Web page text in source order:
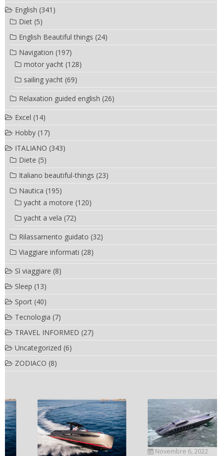
English (341)
Diet (5)
English Beautiful things (24)
Navigation (197)
motor yacht (128)
sailing yacht (69)
Relaxation guided english (26)
Excel (14)
Hobby (17)
ITALIANO (343)
Diete (5)
Italiano beautiful-things (23)
Nautica (195)
yacht a motore (120)
yacht a vela (72)
Rilassamento guidato (32)
Viaggiare informati (28)
Sì viaggiare (8)
Sleep (13)
Sport (40)
Tecnologia (7)
TRAVEL INFORMED (27)
Uncategorized (6)
ZODIACO (8)
Novembre 6, 2022